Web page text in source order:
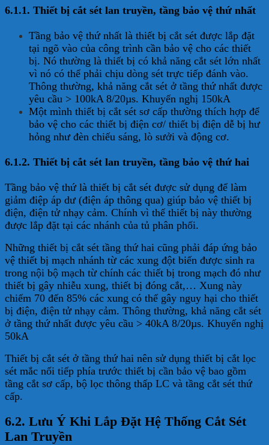
6.1.1. Thiết bị cắt sét lan truyền, tầng bảo vệ thứ nhất
Tầng bảo vệ thứ nhất là thiết bị cắt sét được lắp đặt
tại ngõ vào của công trình cần bảo vệ cho các thiết
bị. Nó thường là thiết bị có khả năng cắt sét lớn nhất
vì nó có thể phải chịu dòng sét trực tiếp đánh vào.
Thông thường, khả năng cắt sét ở tầng thứ nhất được
yêu cầu > 100kA 8/20µs. Khuyến nghị 150kA
Một mình thiết bị cắt sét sơ cấp thường thích hợp để
bảo vệ cho các thiết bị điện cơ/ thiết bị điện dễ bị hư
hỏng như đèn chiếu sáng, lò sưởi và động cơ.
6.1.2. Thiết bị cắt sét lan truyền, tầng bảo vệ thứ hai
Tầng bảo vệ thứ là thiết bị cắt sét được sử dụng để làm
giảm điệp áp dư (điện áp thông qua) giúp bảo vệ thiết bị
điện, điện tử nhạy cảm. Chính vì thế thiết bị này thường
được lắp đặt tại các nhánh của tủ phân phối.
Những thiết bị cắt sét tầng thứ hai cũng phải đáp ứng bảo
vệ thiết bị mạch nhánh từ các xung đột biến được sinh ra
trong nội bộ mạch từ chính các thiết bị trong mạch đó như
thiết bị gây nhiễu xung, thiết bị đóng cắt,… Xung này
chiếm 70 đến 85% các xung có thể gây nguy hại cho thiết
bị điện, điện tử nhạy cảm. Thông thường, khả năng cắt sét
ở tầng thứ nhất được yêu cầu > 40kA 8/20µs. Khuyến nghị
50kA
Thiết bị cắt sét ở tầng thứ hai nên sử dụng thiết bị cắt lọc
sét mắc nối tiếp phía trước thiết bị cần bảo vệ bao gồm
tầng cắt sơ cấp, bộ lọc thông thấp LC và tầng cắt sét thứ
cấp.
6.2. Lưu Ý Khi Lắp Đặt Hệ Thống Cắt Sét
Lan Truyền